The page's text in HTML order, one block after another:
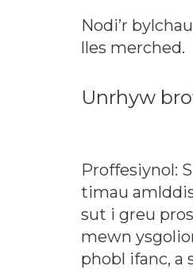
Nodi’r
lles merched.
Unrhyw
Proffesiynol:
timau
sut i greu
mewn
phobl ifanc, a